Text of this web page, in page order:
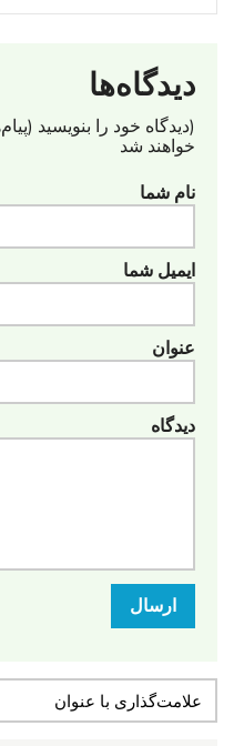
دیدگاه‌ها
(دیدگاه خود را بنویسید
خواهند شد
نام شما
ایمیل شما
عنوان
دیدگاه
ارسال